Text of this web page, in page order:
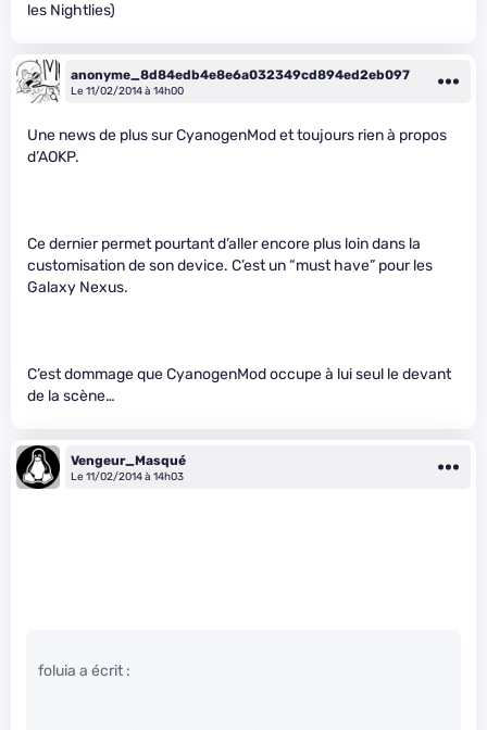
les Nightlies)
anonyme_8d84edb4e8e6a032349cd894ed2eb097
Le 11/02/2014 à 14h00
Une news de plus sur CyanogenMod et toujours rien à propos
d’AOKP.
Ce dernier permet pourtant d’aller encore plus loin dans la
customisation de son device. C’est un “must have” pour les
Galaxy Nexus.
C’est dommage que CyanogenMod occupe à lui seul le devant
de la scène…
Vengeur_Masqué
Le 11/02/2014 à 14h03
foluia a écrit :